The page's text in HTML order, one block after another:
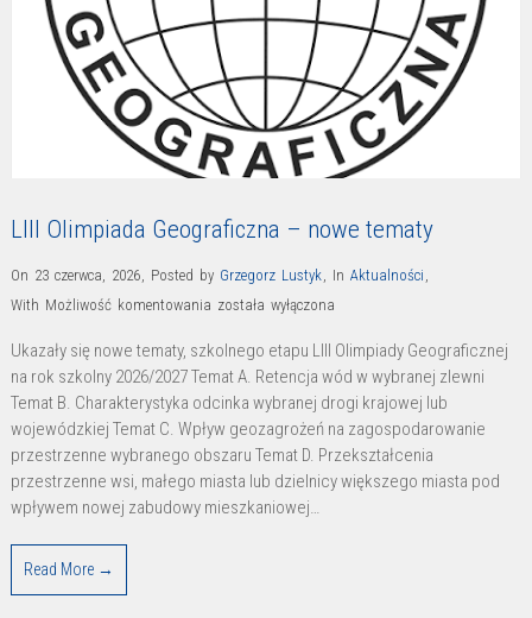
LIII Olimpiada Geograficzna – nowe tematy
On 23 czerwca, 2026, Posted by Grzegorz Lustyk, In Aktualności ,
With Możliwość komentowania LIII
Geograficzna
–
nowe
tematy
została wyłączona
Ukazały się nowe tematy, szkolnego etapu LIII Olimpiady Geograficznej
na rok szkolny 2026/2027 Temat A. Retencja wód w wybranej zlewni
Temat B. Charakterystyka odcinka wybranej drogi krajowej lub
wojewódzkiej Temat C. Wpływ geozagrożeń na zagospodarowanie
przestrzenne wybranego obszaru Temat D. Przekształcenia
przestrzenne wsi, małego miasta lub dzielnicy większego miasta pod
wpływem nowej zabudowy mieszkaniowej…
Read More →